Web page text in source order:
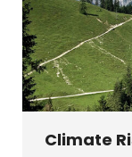
Climate